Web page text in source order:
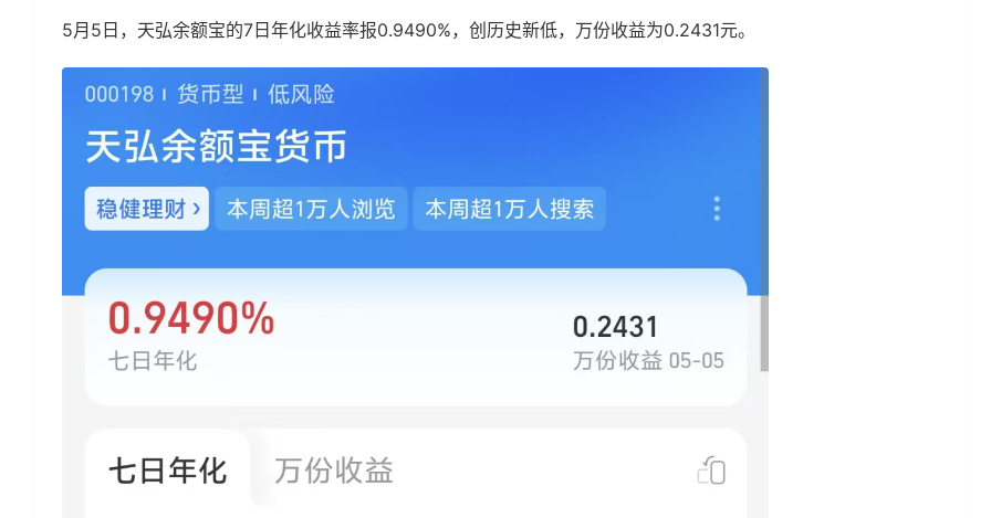
5月5日，天弘余额宝的7日年化收益率报0.9490%，创历史新低，万份收益为0.2431元。